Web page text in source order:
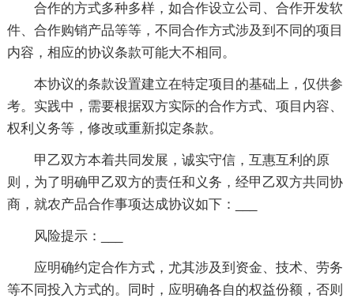
合作的方式多种多样，如合作设立公司、合作开发软
件、合作购销产品等等，不同合作方式涉及到不同的项目
内容，相应的协议条款可能大不相同。
本协议的条款设置建立在特定项目的基础上，仅供参
考。实践中，需要根据双方实际的合作方式、项目内容、
权利义务等，修改或重新拟定条款。
甲乙双方本着共同发展，诚实守信，互惠互利的原
则，为了明确甲乙双方的责任和义务，经甲乙双方共同协
商，就农产品合作事项达成协议如下：___
风险提示：___
应明确约定合作方式，尤其涉及到资金、技术、劳务
等不同投入方式的。同时，应明确各自的权益份额，否则